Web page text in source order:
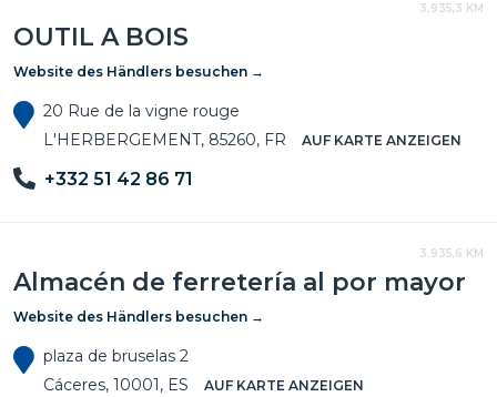
3.935,3 KM
OUTIL A BOIS
Website des Händlers besuchen →
20 Rue de la vigne rouge
L'HERBERGEMENT, 85260, FR
AUF KARTE ANZEIGEN
+332 51 42 86 71
3.935,6 KM
Almacén de ferretería al por mayor
Website des Händlers besuchen →
plaza de bruselas 2
Cáceres, 10001, ES
AUF KARTE ANZEIGEN